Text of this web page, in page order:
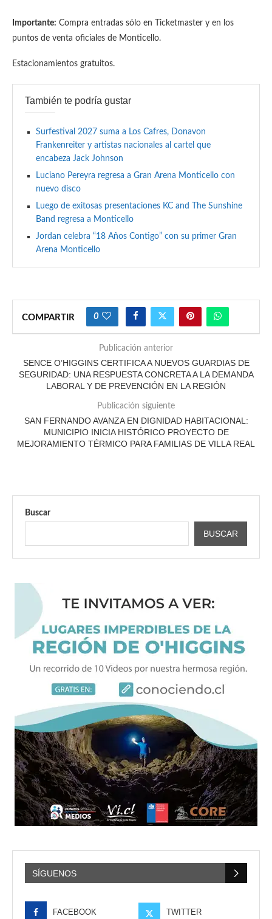
Importante: Compra entradas sólo en Ticketmaster y en los
puntos de venta oficiales de Monticello.
Estacionamientos gratuitos.
También te podría gustar
Surfestival 2027 suma a Los Cafres, Donavon
Frankenreiter y artistas nacionales al cartel que
encabeza Jack Johnson
Luciano Pereyra regresa a Gran Arena Monticello con
nuevo disco
Luego de exitosas presentaciones KC and The Sunshine
Band regresa a Monticello
Jordan celebra “18 Años Contigo” con su primer Gran
Arena Monticello
COMPARTIR 0
Publicación anterior
SENCE O’HIGGINS CERTIFICA A NUEVOS GUARDIAS DE
SEGURIDAD: UNA RESPUESTA CONCRETA A LA DEMANDA
LABORAL Y DE PREVENCIÓN EN LA REGIÓN
Publicación siguiente
SAN FERNANDO AVANZA EN DIGNIDAD HABITACIONAL:
MUNICIPIO INICIA HISTÓRICO PROYECTO DE
MEJORAMIENTO TÉRMICO PARA FAMILIAS DE VILLA REAL
Buscar
BUSCAR
SÍGUENOS
FACEBOOK TWITTER